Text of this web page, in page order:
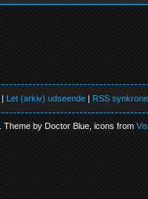
| Let (arkiv) udseende | RSS
. Theme by Doctor Blue, icons from